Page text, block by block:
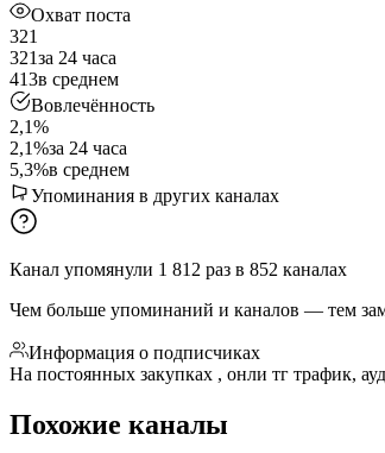
Охват поста
321
321за 24 часа
413в среднем
Вовлечённость
2,1%
2,1%за 24 часа
5,3%в среднем
Упоминания в других каналах
Канал упомянули 1 812 раз в 852 каналах
Чем больше упоминаний и каналов — тем
Информация о подписчиках
На постоянных закупках , онли тг трафик,
Похожие каналы